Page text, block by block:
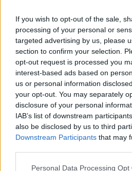
If you wish to opt-out of the sale,
processing of your personal or
targeted advertising by us, please
section to confirm your selection.
opt-out request is processed you
interest-based ads based on
us or personal information
your opt-out. You may separately
disclosure of your personal
IAB’s list of downstream
also be disclosed by us to third
Downstream Participants that may
Personal Data Processing Opt
A napilap keddi számában
határok megváltoztatására 2010-
2020 után viszont élni kell ezzel,
is a változtatási szándékot. Mivel
régió határai egybeesnek a
vélhetően közigazgatási
mondta a helyettes államtitkár....
KEDVES OLVASÓNK!